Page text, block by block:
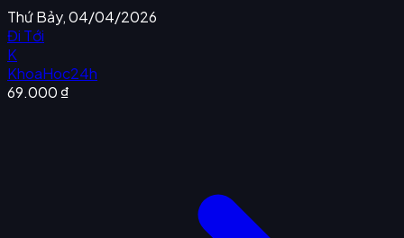
Thứ Bảy, 04/04/2026
Đi Tới
K
KhoaHoc24h
69.000 ₫